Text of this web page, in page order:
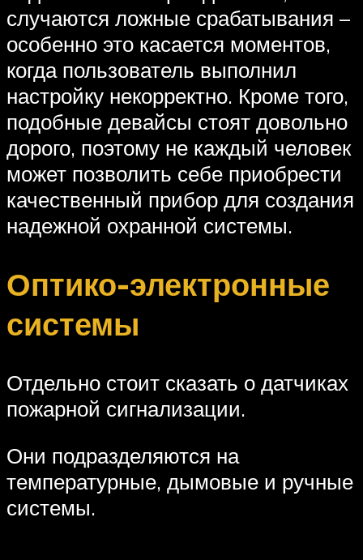
случаются ложные срабатывания –
особенно это касается моментов,
когда пользователь выполнил
настройку некорректно. Кроме того,
подобные девайсы стоят довольно
дорого, поэтому не каждый человек
может позволить себе приобрести
качественный прибор для создания
надежной охранной системы.
Оптико-электронные
системы
Отдельно стоит сказать о датчиках
пожарной сигнализации.
Они подразделяются на
температурные, дымовые и ручные
системы.